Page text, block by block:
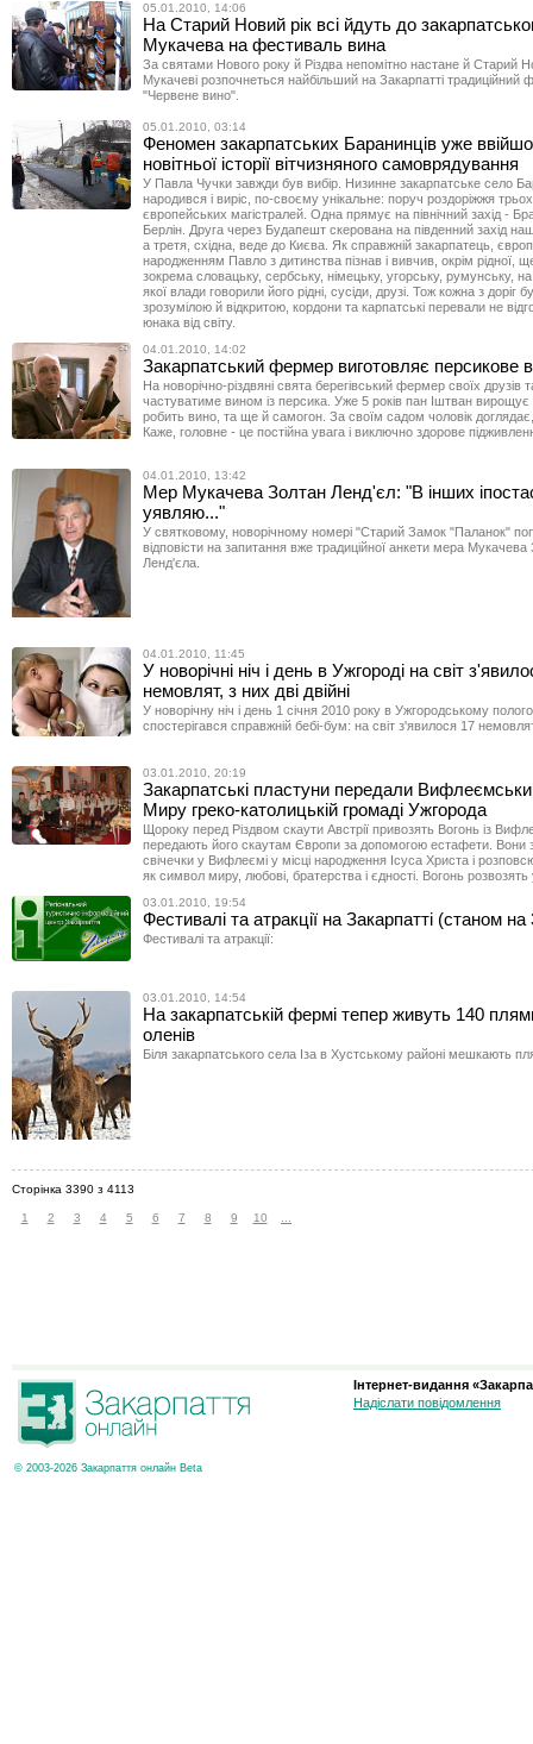
05.01.2010, 14:06
На Старий Новий рік всі йдуть до
Мукачева на фестиваль вина
За святами Нового року й Різдва непомітно настане й Старий
Мукачеві розпочнеться найбільший на Закарпатті традиційний
"Червене вино".
05.01.2010, 03:14
Феномен закарпатських Баранинців уже
новітньої історії вітчизняного самоврядування
У Павла Чучки завжди був вибір. Низинне закарпатське село
народився і виріс, по-своєму унікальне: поруч роздоріжжя
європейських магістралей. Одна прямує на північний захід -
Берлін. Друга через Будапешт скерована на південний захід
а третя, східна, веде до Києва. Як справжній закарпатець,
народженням Павло з дитинства пізнав і вивчив, окрім рідної,
зокрема словацьку, сербську, німецьку, угорську, румунську,
якої влади говорили його рідні, сусіди, друзі. Тож кожна з доріг
зрозумілою й відкритою, кордони та карпатські перевали не
юнака від світу.
04.01.2010, 14:02
Закарпатський фермер виготовляє персикове
На новорічно-різдвяні свята берегівський фермер своїх друзів
частуватиме вином із персика. Уже 5 років пан Іштван вирощує
робить вино, та ще й самогон. За своїм садом чоловік
Каже, головне - це постійна увага і виключно здорове
04.01.2010, 13:42
Мер Мукачева Золтан Ленд'єл: "В інших
уявляю..."
У святковому, новорічному номері "Старий Замок "Паланок"
відповісти на запитання вже традиційної анкети мера Мукачева
Ленд'єла.
04.01.2010, 11:45
У новорічні ніч і день в Ужгороді на світ
немовлят, з них дві двійні
У новорічну ніч і день 1 січня 2010 року в Ужгородському
спостерігався справжній бебі-бум: на світ з'явилося 17
03.01.2010, 20:19
Закарпатські пластуни передали
Миру греко-католицькій громаді Ужгорода
Щороку перед Різдвом скаути Австрії привозять Вогонь із
передають його скаутам Європи за допомогою естафети. Вони
свічечки у Вифлеємі у місці народження Ісуса Христа і
як символ миру, любові, братерства і єдності. Вогонь розвозять у
03.01.2010, 19:54
Фестивалі та атракції на Закарпатті (станом на
Фестивалі та атракції:
03.01.2010, 14:54
На закарпатській фермі тепер живуть 140
оленів
Біля закарпатського села Іза в Хустському районі мешкають
Сторінка 3390 з 4113
1 2 3 4 5 6 7 8 9 10 ...
© 2003-2026 Закарпаття онлайн Beta
Інтернет-видання
Надіслати повідомлення